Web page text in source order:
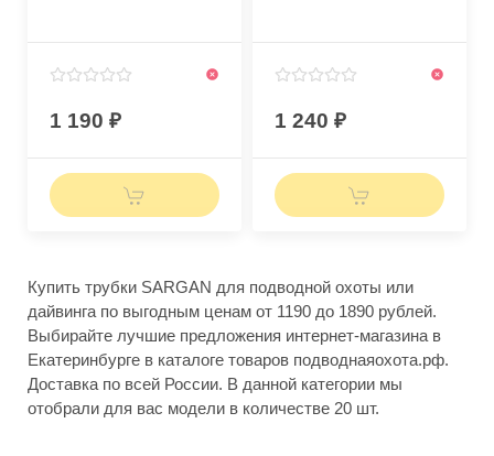
1 190 1 240
Купить трубки SARGAN для подводной охоты или
дайвинга по выгодным ценам от 1190 до 1890 рублей.
Выбирайте лучшие предложения интернет-магазина в
Екатеринбурге в каталоге товаров подводнаяохота.рф.
Доставка по всей России. В данной категории мы
отобрали для вас модели в количестве 20 шт.